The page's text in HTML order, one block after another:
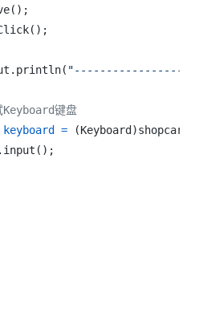
"-------------------"
键盘
keyboard =